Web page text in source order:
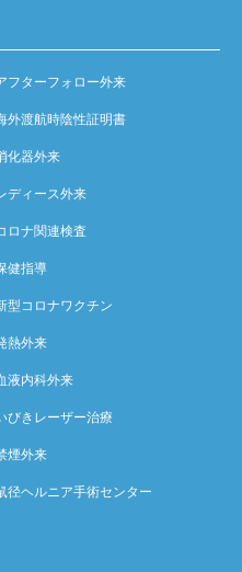
フターフォロー外来
外渡航時陰性証明書
化器外来
ディース外来
ロナ関連検査
健指導
型コロナワクチン
熱外来
液内科外来
びきレーザー治療
煙外来
径ヘルニア手術センター